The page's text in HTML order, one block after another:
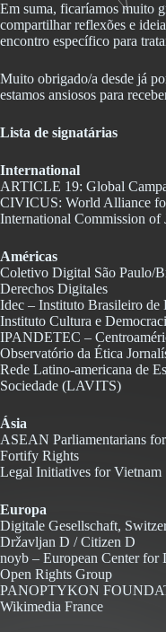
Em suma, ficaríamos muito
compartilhar reflexões e
encontro específico para
Muito obrigado/a desde já
estamos ansiosos para
Lista de signatárias
International
ARTICLE 19: Global
CIVICUS: World Alliance
International Commission of
Américas
Coletivo Digital São Paulo/
Derechos Digitales
Idec – Instituto Brasileiro de
Instituto Cultura e
IPANDETEC –
Observatório da Ética
Rede Latino-americana de
Sociedade (LAVITS)
Ásia
ASEAN Parliamentarians
Fortify Rights
Legal Initiatives for Vietnam
Europa
Digitale Gesellschaft,
Državljan D / Citizen D
noyb – European Center for
Open Rights Group
PANOPTYKON
Wikimedia France